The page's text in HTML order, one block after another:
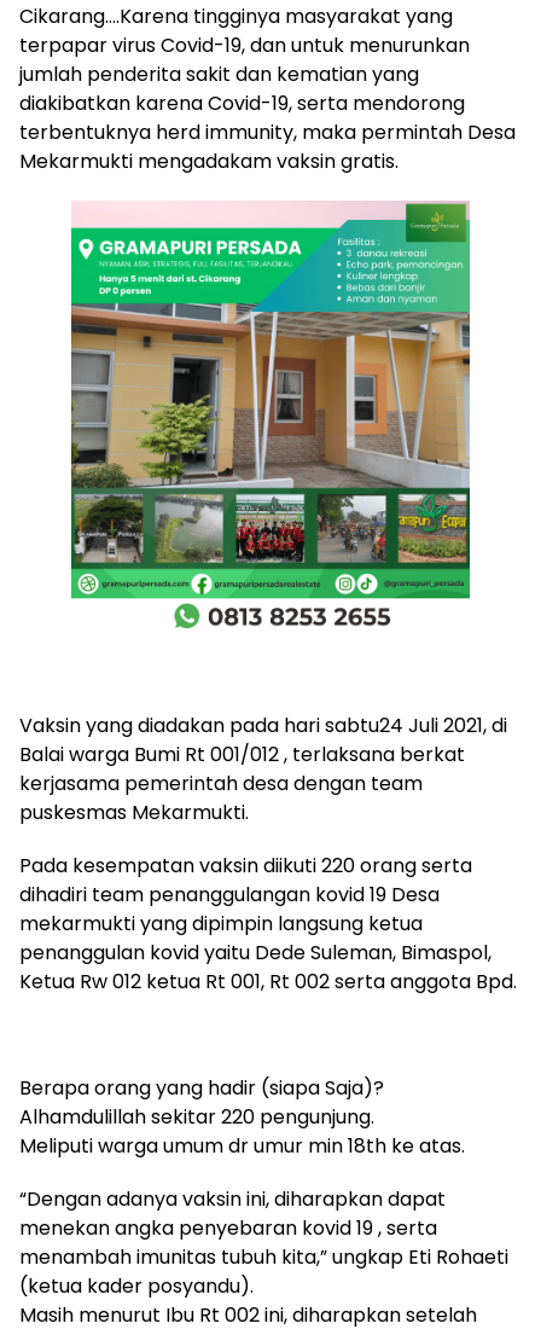
Cikarang….Karena tingginya masyarakat yang
terpapar virus Covid-19, dan untuk menurunkan
jumlah penderita sakit dan kematian yang
diakibatkan karena Covid-19, serta mendorong
terbentuknya herd immunity, maka permintah Desa
Mekarmukti mengadakam vaksin gratis.
Vaksin yang diadakan pada hari sabtu24 Juli 2021, di
Balai warga Bumi Rt 001/012 , terlaksana berkat
kerjasama pemerintah desa dengan team
puskesmas Mekarmukti.
Pada kesempatan vaksin diikuti 220 orang serta
dihadiri team penanggulangan kovid 19 Desa
mekarmukti yang dipimpin langsung ketua
penanggulan kovid yaitu Dede Suleman, Bimaspol,
Ketua Rw 012 ketua Rt 001, Rt 002 serta anggota Bpd.
Berapa orang yang hadir (siapa Saja)?
Alhamdulillah sekitar 220 pengunjung.
Meliputi warga umum dr umur min 18th ke atas.
“Dengan adanya vaksin ini, diharapkan dapat
menekan angka penyebaran kovid 19 , serta
menambah imunitas tubuh kita,” ungkap Eti Rohaeti
(ketua kader posyandu).
Masih menurut Ibu Rt 002 ini, diharapkan setelah